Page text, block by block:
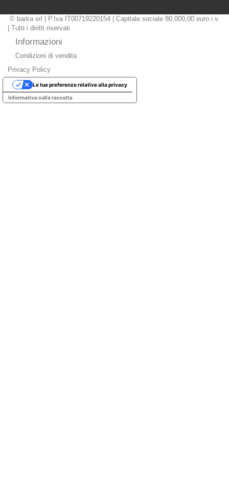
© barka srl | P.Iva IT00719220154 | Capitale sociale 80.000,00 euro i.v.
| Tutti i diritti riservati
Informazioni
Condizioni di vendita
Privacy Policy
Informativa sulla raccolta
Le tue preferenze relative alla privacy